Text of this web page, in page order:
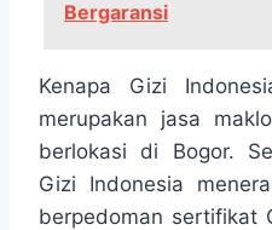
Bergaransi
Kenapa Gizi
merupakan jasa
berlokasi di Bogor.
Gizi Indonesia
berpedoman sertifikat